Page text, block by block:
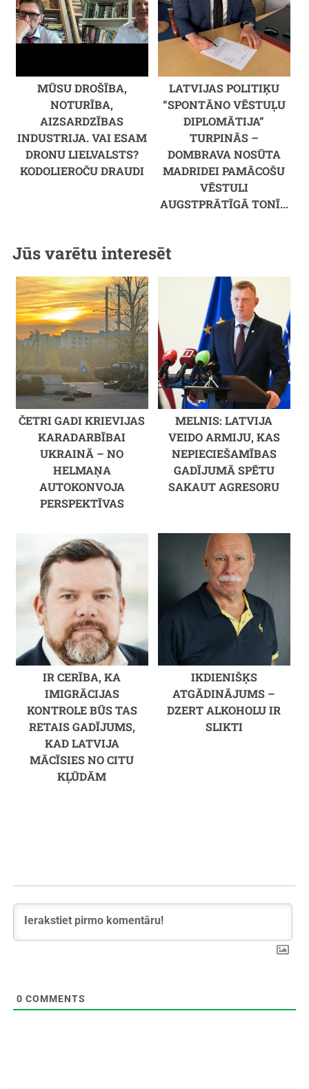
MŪSU DROŠĪBA,
NOTURĪBA,
AIZSARDZĪBAS
INDUSTRIJA. VAI ESAM
DRONU LIELVALSTS?
KODOLIEROČU DRAUDI
LATVIJAS POLITIĶU
“SPONTĀNO VĒSTUĻU
DIPLOMĀTIJA”
TURPINĀS –
DOMBRAVA NOSŪTA
MADRIDEI PAMĀCOŠU
VĒSTULI
AUGSTPRĀTĪGĀ TONĪ...
Jūs varētu interesēt
ČETRI GADI KRIEVIJAS
KARADARBĪBAI
UKRAINĀ – NO
HELMAŅA
AUTOKONVOJA
PERSPEKTĪVAS
MELNIS: LATVIJA
VEIDO ARMIJU, KAS
NEPIECIEŠAMĪBAS
GADĪJUMĀ SPĒTU
SAKAUT AGRESORU
IR CERĪBA, KA
IMIGRĀCIJAS
KONTROLE BŪS TAS
RETAIS GADĪJUMS,
KAD LATVIJA
MĀCĪSIES NO CITU
KĻŪDĀM
IKDIENIŠĶS
ATGĀDINĀJUMS –
DZERT ALKOHOLU IR
SLIKTI
0 COMMENTS